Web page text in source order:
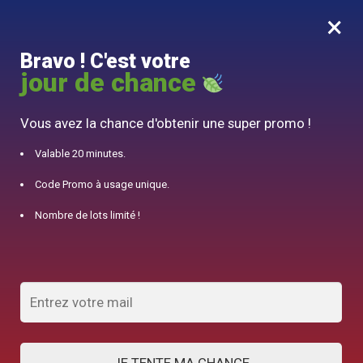
0
10% offert pour 50€ d’achats avec le code DJINN10
Plan du site
Pages
Conditions générales de ventes
F.A.Q / Contact
Mentions légales
×
Bravo ! C'est votre
jour de chance
Vous avez la chance d'obtenir une super promo !
Valable 20 minutes.
Code Promo à usage unique.
Nombre de lots limité !